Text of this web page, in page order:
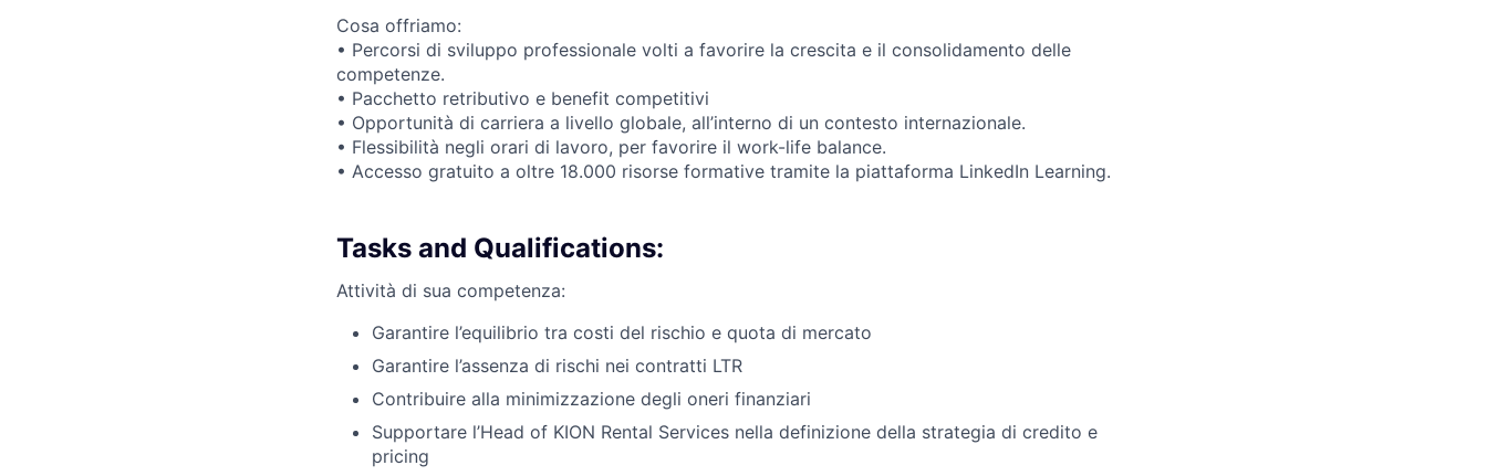
Cosa offriamo:
• Percorsi di sviluppo professionale volti a favorire la crescita e il consolidamento delle
competenze.
• Pacchetto retributivo e benefit competitivi
• Opportunità di carriera a livello globale, all’interno di un contesto internazionale.
• Flessibilità negli orari di lavoro, per favorire il work-life balance.
• Accesso gratuito a oltre 18.000 risorse formative tramite la piattaforma LinkedIn Learning.
Tasks and Qualifications:
Attività di sua competenza:
Garantire l’equilibrio tra costi del rischio e quota di mercato
Garantire l’assenza di rischi nei contratti LTR
Contribuire alla minimizzazione degli oneri finanziari
Supportare l’Head of KION Rental Services nella definizione della strategia di credito e
pricing